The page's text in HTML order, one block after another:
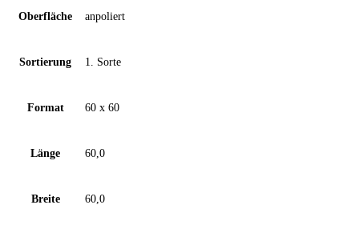
Oberfläche anpoliert
Sortierung 1. Sorte
Format 60 x 60
Länge 60,0
Breite 60,0